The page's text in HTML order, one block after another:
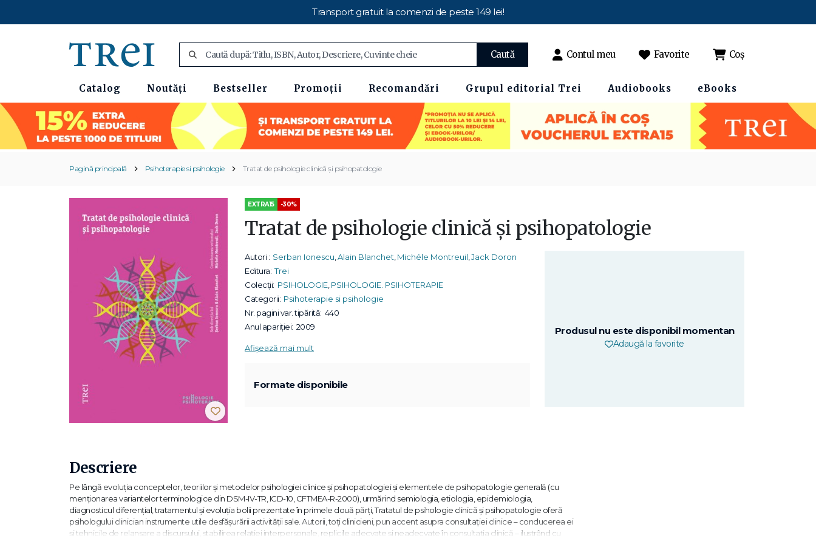
Transport gratuit la comenzi de peste 149 lei!
Caută Contul meu Favorite Coș
Catalog Noutăți Bestseller Promoții Recomandări Grupul editorial Trei Audiobooks eBooks
Pagină principală Psihoterapie si psihologie Tratat de psihologie clinică şi psihopatologie
EXTRA15 -30%
Tratat de psihologie clinică şi psihopatologie
Autori : Serban Ionescu Alain Blanchet Michéle Montreuil Jack Doron
Editura: Trei
Colecții: PSIHOLOGIE, PSIHOLOGIE. PSIHOTERAPIE
Categorii: Psihoterapie si psihologie
Nr. pagini var. tipărită: 440
Anul apariției: 2009
Afișează mai mult
Formate disponibile
Produsul nu este disponibil momentan
Adaugă la favorite
Descriere
Pe lângă evoluţia conceptelor, teoriilor şi metodelor psihologiei clinice şi psihopatologiei şi elementele de psihopatologie generală (cu
menţionarea variantelor terminologice din DSM-IV-TR, ICD-10, CFTMEA-R-2000), urmărind semiologia, etiologia, epidemiologia,
diagnosticul diferenţial, tratamentul şi evoluţia bolii prezentate în primele două părţi, Tratatul de psihologie clinică şi psihopatologie oferă
psihologului clinician instrumente utile desfăşurării activităţii sale. Autorii, toţi clinicieni, pun accent asupra consultaţiei clinice – conducerea ei
şi tehnicile de relansare a discursului, stabilirea relaţiei interpersonale, replicile adecvate şi neadecvate în consultaţia clinică – ilustrând cu